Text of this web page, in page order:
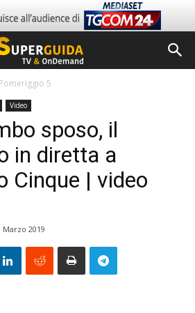
Pomeriggio 5
Video
sposo, il
in diretta a
Cinque | video
Marzo 2019